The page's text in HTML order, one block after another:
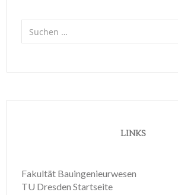
nach:
LINKS
Fakultät Bauingenieurwesen
TU Dresden Startseite